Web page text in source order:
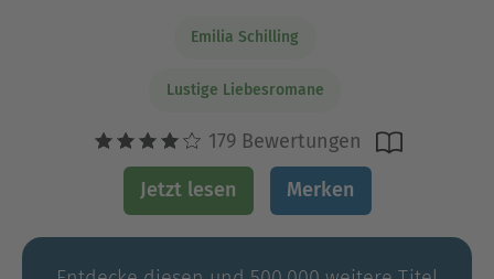
Emilia Schilling
Lustige Liebesromane
179 Bewertungen
Jetzt lesen Merken